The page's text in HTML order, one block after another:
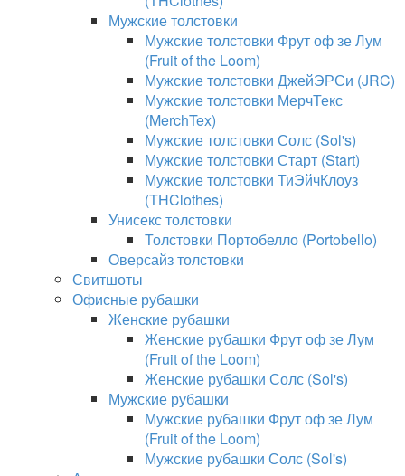
Мужские толстовки
Мужские толстовки Фрут оф зе Лум
(Fruit of the Loom)
Мужские толстовки ДжейЭРСи (JRC)
Мужские толстовки МерчТекс
(MerchTex)
Мужские толстовки Солс (Sol's)
Мужские толстовки Старт (Start)
Мужские толстовки ТиЭйчКлоуз
(THClothes)
Унисекс толстовки
Толстовки Портобелло (Portobello)
Оверсайз толстовки
Свитшоты
Офисные рубашки
Женские рубашки
Женские рубашки Фрут оф зе Лум
(Fruit of the Loom)
Женские рубашки Солс (Sol's)
Мужские рубашки
Мужские рубашки Фрут оф зе Лум
(Fruit of the Loom)
Мужские рубашки Солс (Sol's)